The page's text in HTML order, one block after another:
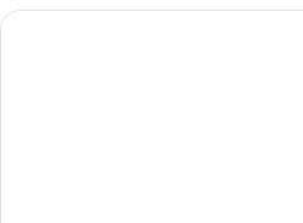
Einzelnutzung